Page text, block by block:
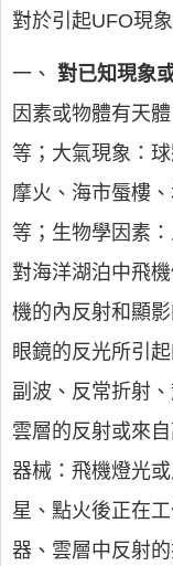
對於引起UFO現
一、 對已知現象
因素或物體有天
等；大氣現象：
摩火、海市蜃樓
等；生物學因素
對海洋湖泊中飛
機的內反射和顯
眼鏡的反光所引
副波、反常折射
雲層的反射或來
器械：飛機燈光
星、點火後正在
器、雲層中反射